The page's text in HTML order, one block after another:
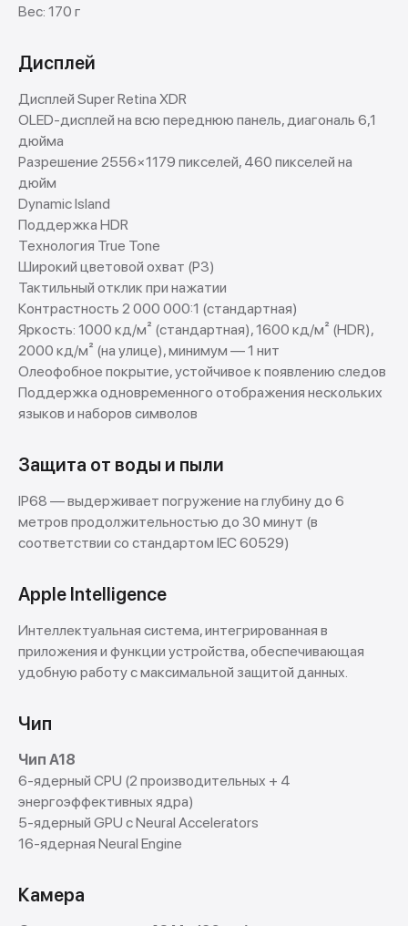
Вес: 170 г
Дисплей
Дисплей Super Retina XDR
OLED-дисплей на всю переднюю панель, диагональ 6,1
дюйма
Разрешение 2556×1179 пикселей, 460 пикселей на
дюйм
Dynamic Island
Поддержка HDR
Технология True Tone
Широкий цветовой охват (P3)
Тактильный отклик при нажатии
Контрастность 2 000 000:1 (стандартная)
Яркость: 1000 кд/м² (стандартная), 1600 кд/м² (HDR),
2000 кд/м² (на улице), минимум — 1 нит
Олеофобное покрытие, устойчивое к появлению следов
Поддержка одновременного отображения нескольких
языков и наборов символов
Защита от воды и пыли
IP68 — выдерживает погружение на глубину до 6
метров продолжительностью до 30 минут (в
соответствии со стандартом IEC 60529)
Apple Intelligence
Интеллектуальная система, интегрированная в
приложения и функции устройства, обеспечивающая
удобную работу с максимальной защитой данных.
Чип
Чип A18
6-ядерный CPU (2 производительных + 4
энергоэффективных ядра)
5-ядерный GPU с Neural Accelerators
16-ядерная Neural Engine
Камера
Подробнее
Trade In
Покупай выгодно!